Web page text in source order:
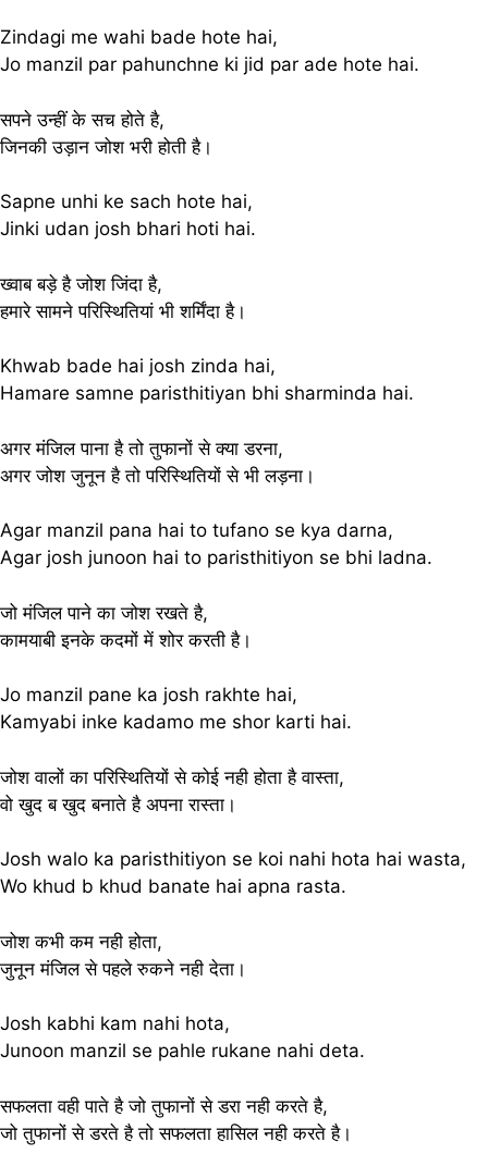
Zindagi me wahi bade hote hai,
Jo manzil par pahunchne ki jid par ade hote hai.
सपने उन्हीं के सच होते है,
जिनकी उड़ान जोश भरी होती है।
Sapne unhi ke sach hote hai,
Jinki udan josh bhari hoti hai.
ख्वाब बड़े है जोश जिंदा है,
हमारे सामने परिस्थितियां भी शर्मिंदा है।
Khwab bade hai josh zinda hai,
Hamare samne paristhitiyan bhi sharminda hai.
अगर मंजिल पाना है तो तुफानों से क्या डरना,
अगर जोश जुनून है तो परिस्थितियों से भी लड़ना।
Agar manzil pana hai to tufano se kya darna,
Agar josh junoon hai to paristhitiyon se bhi ladna.
जो मंजिल पाने का जोश रखते है,
कामयाबी इनके कदमों में शोर करती है।
Jo manzil pane ka josh rakhte hai,
Kamyabi inke kadamo me shor karti hai.
जोश वालों का परिस्थितियों से कोई नही होता है वास्ता,
वो खुद ब खुद बनाते है अपना रास्ता।
Josh walo ka paristhitiyon se koi nahi hota hai wasta,
Wo khud b khud banate hai apna rasta.
जोश कभी कम नही होता,
जुनून मंजिल से पहले रुकने नही देता।
Josh kabhi kam nahi hota,
Junoon manzil se pahle rukane nahi deta.
सफलता वही पाते है जो तुफानों से डरा नही करते है,
जो तुफानों से डरते है तो सफलता हासिल नही करते है।